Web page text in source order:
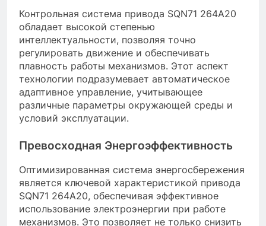
Контрольная система привода SQN71 264A20
обладает высокой степенью
интеллектуальности, позволяя точно
регулировать движение и обеспечивать
плавность работы механизмов. Этот аспект
технологии подразумевает автоматическое
адаптивное управление, учитывающее
различные параметры окружающей среды и
условий эксплуатации.
Превосходная Энергоэффективность
Оптимизированная система энергосбережения
является ключевой характеристикой привода
SQN71 264A20, обеспечивая эффективное
использование электроэнергии при работе
механизмов. Это позволяет не только снизить